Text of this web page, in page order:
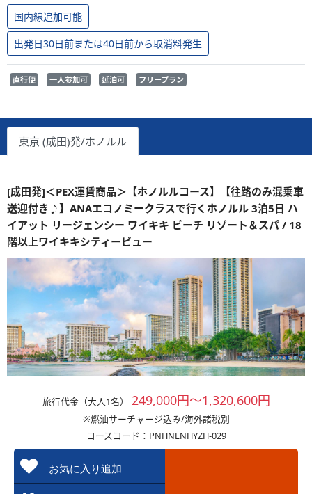
国内線追加可能
出発日30日前または40日前から取消料発生
直行便 一人参加可 延泊可 フリープラン
東京 (成田)発/ホノルル
[成田発]＜PEX運賃商品＞【ホノルルコース】【往路のみ混乗車
送迎付き♪】ANAエコノミークラスで行くホノルル 3泊5日 ハ
イアット リージェンシー ワイキキ ビーチ リゾート＆スパ / 18
階以上ワイキキシティービュー
旅行代金（大人1名） 249,000円～1,320,600円
※燃油サーチャージ込み/海外諸税別
コースコード：PNHNLNHYZH-029
お気に入り追加